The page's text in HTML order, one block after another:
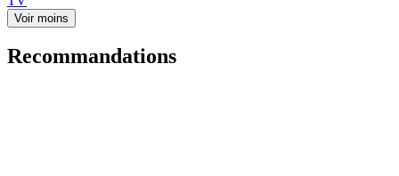
Voir moins
Recommandations